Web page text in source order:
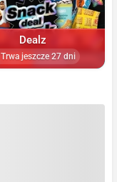
Dealz
Trwa jeszcze 27 dni